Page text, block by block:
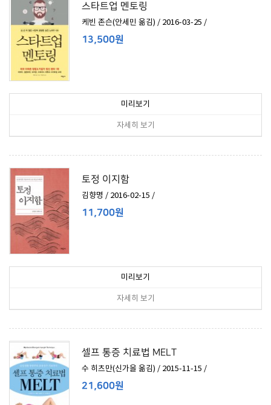
스타트업 멘토링
케빈 존슨(안세민 옮김) / 2016-03-25 /
13,500원
미리보기
자세히 보기
토정 이지함
김향명 / 2016-02-15 /
11,700원
미리보기
자세히 보기
셀프 통증 치료법 MELT
수 히츠만(신가을 옮김) / 2015-11-15 /
21,600원